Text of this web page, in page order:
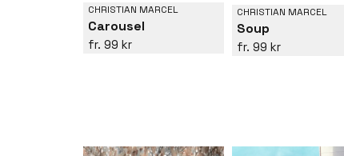
CHRISTIAN MARCEL
Carousel
99 kr
CHRISTIAN MARCEL
Soup
99 kr